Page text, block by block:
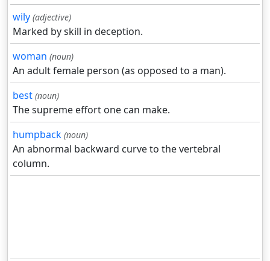
wily (adjective)
Marked by skill in deception.
woman (noun)
An adult female person (as opposed to a man).
best (noun)
The supreme effort one can make.
humpback (noun)
An abnormal backward curve to the vertebral
column.